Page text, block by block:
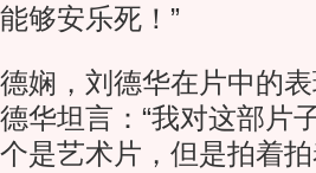
够安乐死！”
，刘德华在片中的表
华坦言：“我对这部片
是艺术片，但是拍着